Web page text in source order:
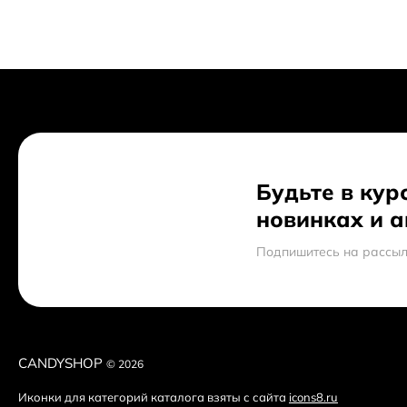
Будьте в
новинках и
Подпишитесь на
CANDYSHOP © 2026
Иконки для категорий каталога взяты с сайта icons8.ru